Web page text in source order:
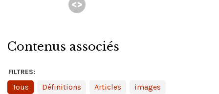
Contenus associés
FILTRES:
Tous Définitions Articles images